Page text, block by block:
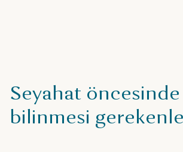
Seyahat öncesinde
bilinmesi